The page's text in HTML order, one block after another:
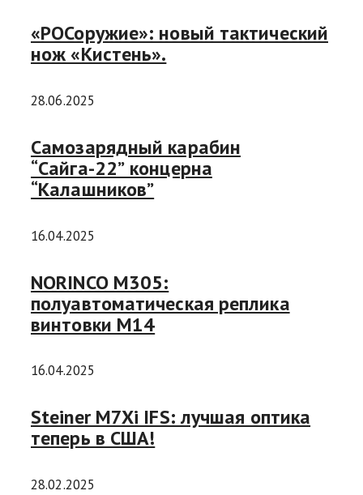
«РОСоружие»: новый тактический
нож «Кистень».
28.06.2025
Самозарядный карабин
“Сайга-22” концерна
“Калашников”
16.04.2025
NORINCO M305:
полуавтоматическая реплика
винтовки М14
16.04.2025
Steiner M7Xi IFS: лучшая оптика
теперь в США!
28.02.2025